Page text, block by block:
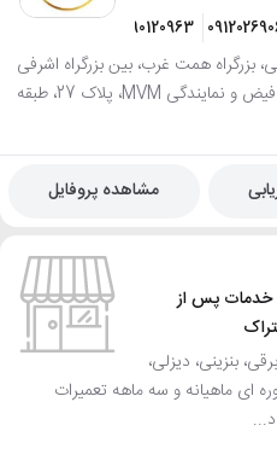
09190120963
جنوبی، بزرگراه همت غرب، بین بزرگراه اشرفی
اصفهانی و بلوار عدل، بین کلانتری باغ فیض و نمایندگی MVM، پلاک 27، طبقه
مشاهده پروفایل
خدمات پس از
بنزینی، دیزلی،
ای ماهیانه و سه ماهه تعمیرات